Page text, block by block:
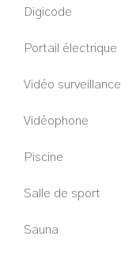
Digicode
Portail électrique
Vidéo surveillance
Vidéophone
Piscine
Salle de sport
Sauna